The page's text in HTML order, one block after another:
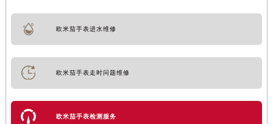
欧米茄手表进水维修
欧米茄手表走时问题维修
欧米茄手表检测服务